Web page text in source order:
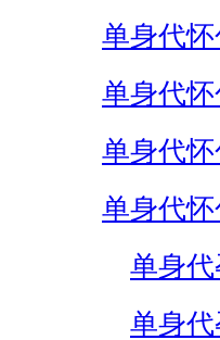
单身代
单身代
单身代
单身代怀
单身
单身